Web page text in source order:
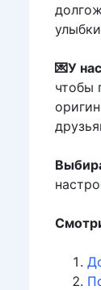
💌У
чтобы